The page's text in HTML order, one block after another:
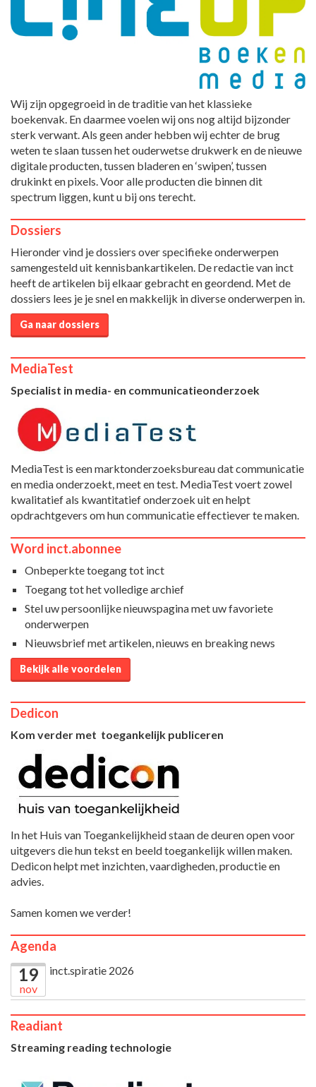
Wij zijn opgegroeid in de traditie van het klassieke
boekenvak. En daarmee voelen wij ons nog altijd bijzonder
sterk verwant. Als geen ander hebben wij echter de brug
weten te slaan tussen het ouderwetse drukwerk en de nieuwe
digitale producten, tussen bladeren en ‘swipen’, tussen
drukinkt en pixels. Voor alle producten die binnen dit
spectrum liggen, kunt u bij ons terecht.
Dossiers
Hieronder vind je dossiers over specifieke onderwerpen
samengesteld uit kennisbankartikelen. De redactie van inct
heeft de artikelen bij elkaar gebracht en geordend. Met de
dossiers lees je je snel en makkelijk in diverse onderwerpen in.
Ga naar dossiers
MediaTest
Specialist in media- en communicatieonderzoek
MediaTest is een marktonderzoeksbureau dat communicatie
en media onderzoekt, meet en test. MediaTest voert zowel
kwalitatief als kwantitatief onderzoek uit en helpt
opdrachtgevers om hun communicatie effectiever te maken.
Word inct.abonnee
Onbeperkte toegang tot inct
Toegang tot het volledige archief
Stel uw persoonlijke nieuwspagina met uw favoriete
onderwerpen
Nieuwsbrief met artikelen, nieuws en breaking news
Bekijk alle voordelen
Dedicon
Kom verder met toegankelijk publiceren
In het Huis van Toegankelijkheid staan de deuren open voor
uitgevers die hun tekst en beeld toegankelijk willen maken.
Dedicon helpt met inzichten, vaardigheden, productie en
advies.
Samen komen we verder!
Agenda
19
nov
inct.spiratie 2026
Readiant
Streaming reading technologie